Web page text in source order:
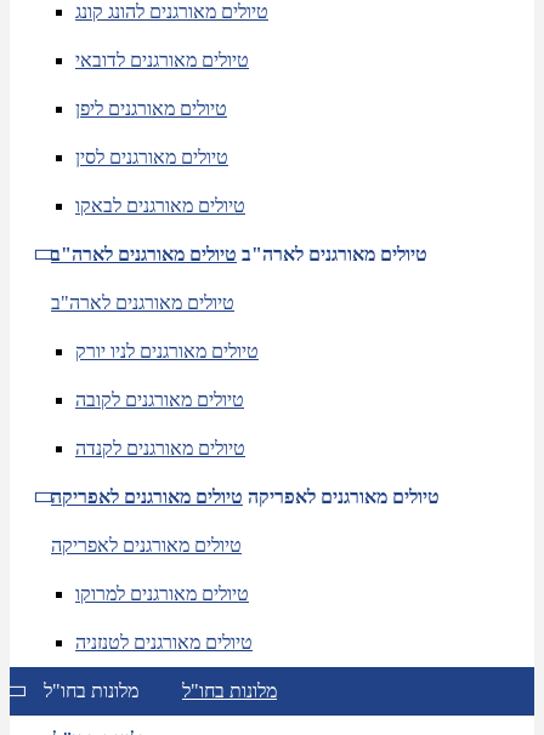
טיולים מאורגנים להונג קונג
טיולים מאורגנים לדובאי
טיולים מאורגנים ליפן
טיולים מאורגנים לסין
טיולים מאורגנים לבאקו
טיולים מאורגנים לארה"ב טיולים מאורגנים לארה"ב
טיולים מאורגנים לארה"ב
טיולים מאורגנים לניו יורק
טיולים מאורגנים לקובה
טיולים מאורגנים לקנדה
טיולים מאורגנים לאפריקה טיולים מאורגנים לאפריקה
טיולים מאורגנים לאפריקה
טיולים מאורגנים למרוקו
טיולים מאורגנים לטנזניה
מלונות בחו"ל מלונות בחו"ל